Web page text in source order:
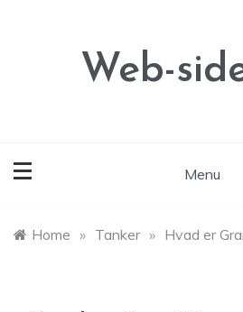
Web-
Menu
Home » Tanker » Hvad er